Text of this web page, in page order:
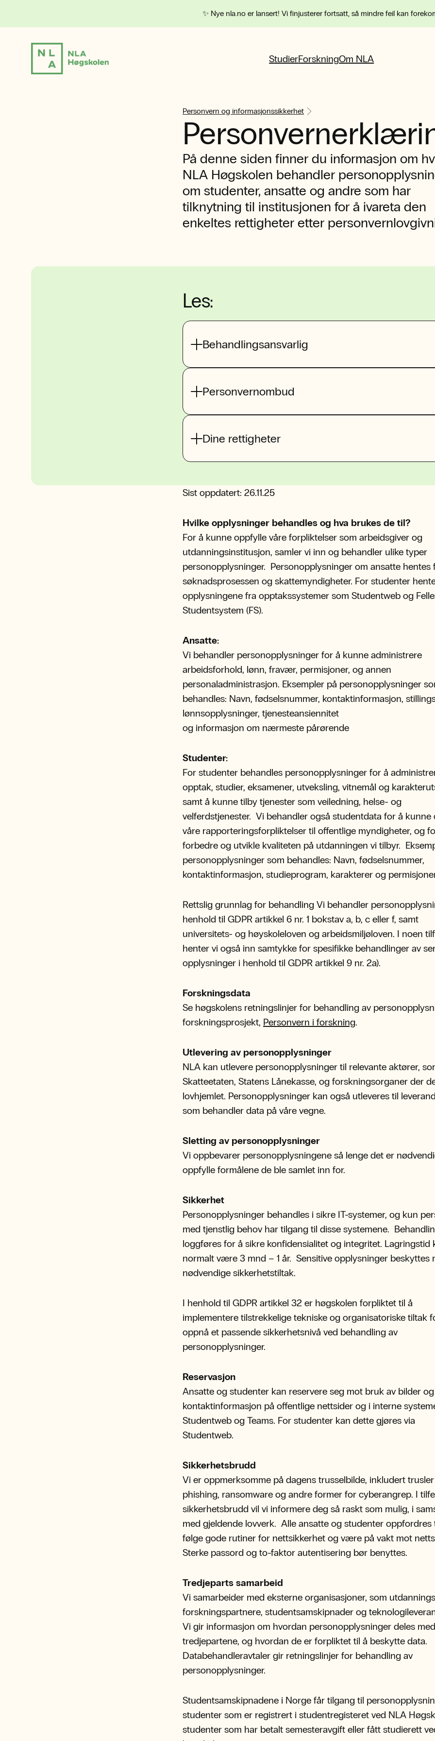
✨ Nye nla.no er lansert! Vi finjusterer fortsatt, så mindre feil kan
StudierForskningOm NLA
Personvern og informasjonssikkerhet
På denne siden finner du informasjon om
NLA Høgskolen behandler
om studenter, ansatte og andre som har
tilknytning til institusjonen for å ivareta den
enkeltes rettigheter etter
Les:
Behandlingsansvarlig
Personvernombud
Dine rettigheter
Sist oppdatert: 26.11.25
Hvilke opplysninger behandles og hva brukes de til?
For å kunne oppfylle våre forpliktelser som arbeidsgiver og
utdanningsinstitusjon, samler vi inn og behandler ulike typer
personopplysninger. Personopplysninger om ansatte hentes
søknadsprosessen og skattemyndigheter. For studenter
opplysningene fra opptakssystemer som Studentweb og
Studentsystem (FS).
Ansatte:
Vi behandler personopplysninger for å kunne administrere
arbeidsforhold, lønn, fravær, permisjoner, og annen
personaladministrasjon. Eksempler på personopplysninger
behandles: Navn, fødselsnummer, kontaktinformasjon,
lønnsopplysninger, tjenesteansiennitet
og informasjon om nærmeste pårørende
Studenter:
For studenter behandles personopplysninger for å
opptak, studier, eksamener, utveksling, vitnemål og
samt å kunne tilby tjenester som veiledning, helse- og
velferdstjenester. Vi behandler også studentdata for å kunne
våre rapporteringsforpliktelser til offentlige myndigheter, og
forbedre og utvikle kvaliteten på utdanningen vi tilbyr.
personopplysninger som behandles: Navn, fødselsnummer,
kontaktinformasjon, studieprogram, karakterer og
Rettslig grunnlag for behandling Vi behandler
henhold til GDPR artikkel 6 nr. 1 bokstav a, b, c eller f, samt
universitets- og høyskoleloven og arbeidsmiljøloven. I noen
henter vi også inn samtykke for spesifikke behandlinger av
opplysninger i henhold til GDPR artikkel 9 nr. 2a).
Forskningsdata
Se høgskolens retningslinjer for behandling av
forskningsprosjekt, Personvern i forskning.
Utlevering av personopplysninger
NLA kan utlevere personopplysninger til relevante aktører,
Skatteetaten, Statens Lånekasse, og forskningsorganer der
lovhjemlet. Personopplysninger kan også utleveres til
som behandler data på våre vegne.
Sletting av personopplysninger
Vi oppbevarer personopplysningene så lenge det er
oppfylle formålene de ble samlet inn for.
Sikkerhet
Personopplysninger behandles i sikre IT-systemer, og kun
med tjenstlig behov har tilgang til disse systemene.
loggføres for å sikre konfidensialitet og integritet. Lagringstid
normalt være 3 mnd – 1 år. Sensitive opplysninger beskyttes
nødvendige sikkerhetstiltak.
I henhold til GDPR artikkel 32 er høgskolen forpliktet til å
implementere tilstrekkelige tekniske og organisatoriske tiltak
oppnå et passende sikkerhetsnivå ved behandling av
personopplysninger.
Reservasjon
Ansatte og studenter kan reservere seg mot bruk av bilder og
kontaktinformasjon på offentlige nettsider og i interne
Studentweb og Teams. For studenter kan dette gjøres via
Studentweb.
Sikkerhetsbrudd
Vi er oppmerksomme på dagens trusselbilde, inkludert
phishing, ransomware og andre former for cyberangrep. I
sikkerhetsbrudd vil vi informere deg så raskt som mulig, i
med gjeldende lovverk. Alle ansatte og studenter oppfordres
følge gode rutiner for nettsikkerhet og være på vakt mot
Sterke passord og to-faktor autentisering bør benyttes.
Tredjeparts samarbeid
Vi samarbeider med eksterne organisasjoner, som
forskningspartnere, studentsamskipnader og
Vi gir informasjon om hvordan personopplysninger deles
tredjepartene, og hvordan de er forpliktet til å beskytte data.
Databehandleravtaler gir retningslinjer for behandling av
personopplysninger.
Studentsamskipnadene i Norge får tilgang til
studenter som er registrert i studentregisteret ved NLA
studenter som har betalt semesteravgift eller fått studierett